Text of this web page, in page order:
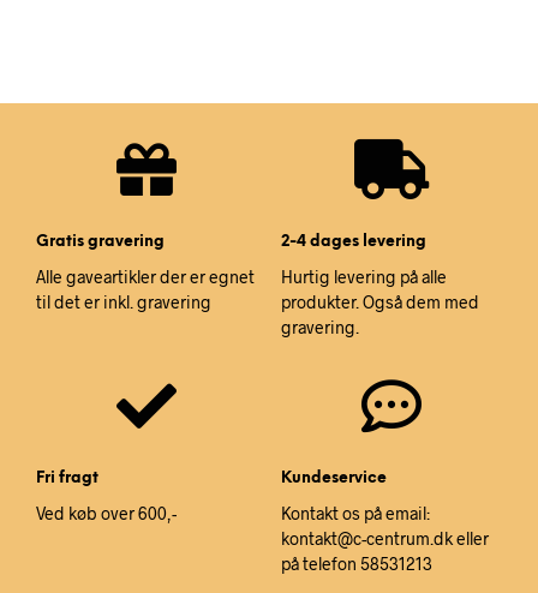
Gratis gravering
Alle gaveartikler der er egnet
til det er inkl. gravering
2-4 dages levering
Hurtig levering på alle
produkter. Også dem med
gravering.
Fri fragt
Ved køb over 600,-
Kundeservice
Kontakt os på email:
kontakt@c-centrum.dk eller
på telefon 58531213